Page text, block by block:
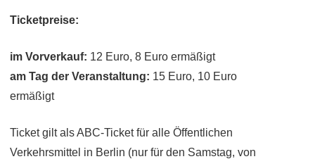
Ticketpreise:
im Vorverkauf: 12 Euro, 8 Euro ermäßigt
am Tag der Veranstaltung: 15 Euro, 10 Euro
ermäßigt
Ticket gilt als ABC-Ticket für alle Öffentlichen
Verkehrsmittel in Berlin (nur für den Samstag, von